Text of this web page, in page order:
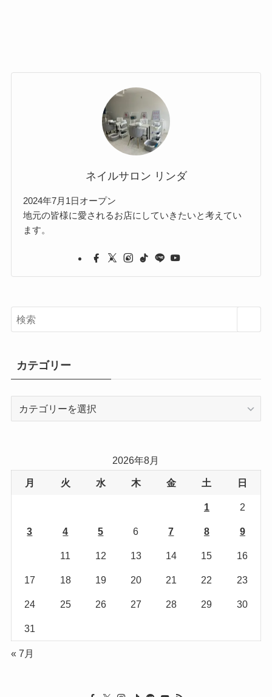
ネイルサロン リンダ
2024年7月1日オープン
地元の皆様に愛されるお店にしていきたいと考えてい
ます。
カテゴリー
2026年8月
月 火 水 木 金 土 日
1 2
3 4 5 6 7 8 9
11 12 13 14 15 16
17 18 19 20 21 22 23
24 25 26 27 28 29 30
31
« 7月